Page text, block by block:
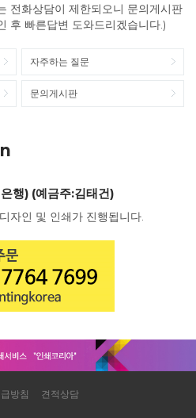
전화상담이 제한되오니 문의게시판
후 빠른답변 도와드리겠습니다.)
자주하는 질문
문의게시판
) (예금주:김태건)
자인 및 인쇄가 진행됩니다.
방침 견적상담